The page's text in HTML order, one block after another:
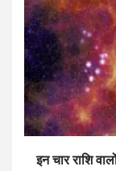
इन चार राशि